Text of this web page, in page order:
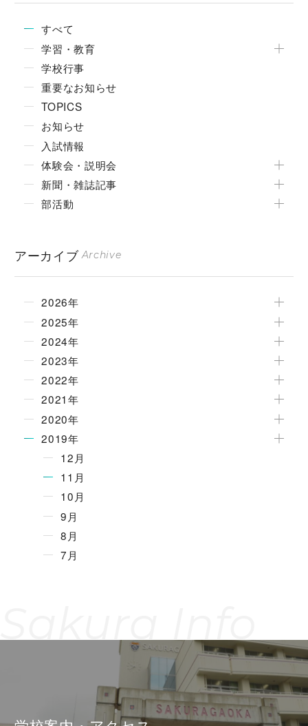
すべて
学習・教育
学校行事
重要なお知らせ
TOPICS
お知らせ
入試情報
体験会・説明会
新聞・雑誌記事
部活動
アーカイブ Archive
2026年
2025年
2024年
2023年
2022年
2021年
2020年
2019年
12月
11月
10月
9月
8月
7月